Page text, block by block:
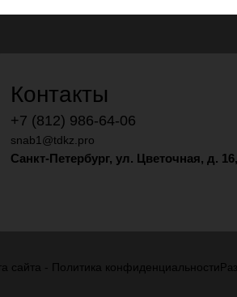
Контакты
+7 (812) 986-64-06
snab1@tdkz.pro
Санкт-Петербург, ул. Цветочная, д. 16,
сайта - Политика конфиденциальности